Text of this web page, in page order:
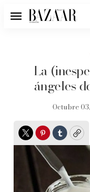
Menú
La
ángeles
Octubre
TwitterPinterest
Tumblr